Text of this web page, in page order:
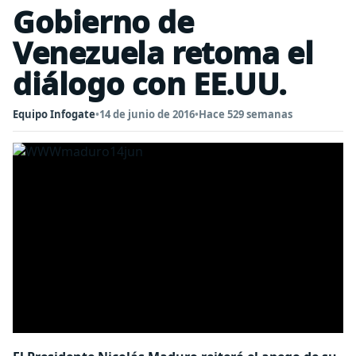
Gobierno de
Venezuela retoma el
diálogo con EE.UU.
Equipo Infogate•14 de junio de 2016•Hace 529 semanas